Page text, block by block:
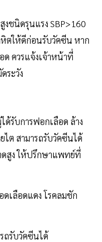
ชนิดรุนแรง SBP>160
ตให้ดีก่อนรับวัคซีน หาก
ด ควรแจ้งเจ้าหน้าที่
ระวัง
ด้รับการฟอกเลือด ล้าง
ไต สามารถรับวัคซีนได้
สูง ให้ปรึกษาแพทย์ที่
ดเลือดแดง โรคลมชัก
ถรับวัคซีนได้